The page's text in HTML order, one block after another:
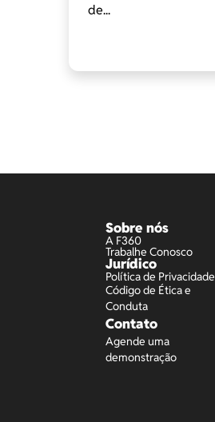
de...
Sobre nós
A F360
Trabalhe Conosco
Jurídico
Política de Privacidade
Código de Ética e
Conduta
Contato
Agende uma
demonstração